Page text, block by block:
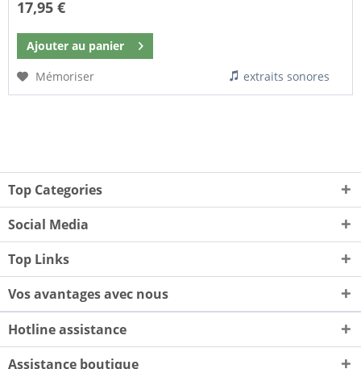
17,95 €
Ajouter au panier
Mémoriser
extraits sonores
Top Categories
Social Media
Top Links
Vos avantages avec nous
Hotline assistance
Assistance boutique